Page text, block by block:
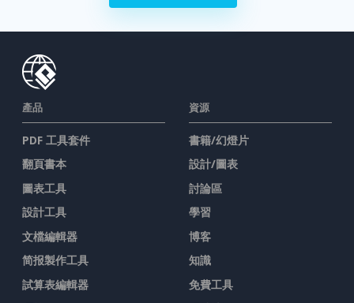
產品
PDF 工具套件
翻頁書本
圖表工具
設計工具
文檔編輯器
简报製作工具
試算表編輯器
資源
書籍/幻燈片
設計/圖表
討論區
學習
博客
知識
免費工具